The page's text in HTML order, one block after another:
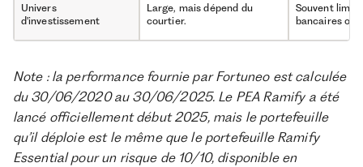
Univers
d'investissement
Large, mais dépend du
courtier.
Souvent
bancaires ou
Note : la performance fournie par Fortuneo est calculée
du 30/06/2020 au 30/06/2025. Le PEA Ramify a été
lancé officiellement début 2025, mais le portefeuille
qu’il déploie est le même que le portefeuille Ramify
Essential pour un risque de 10/10, disponible en